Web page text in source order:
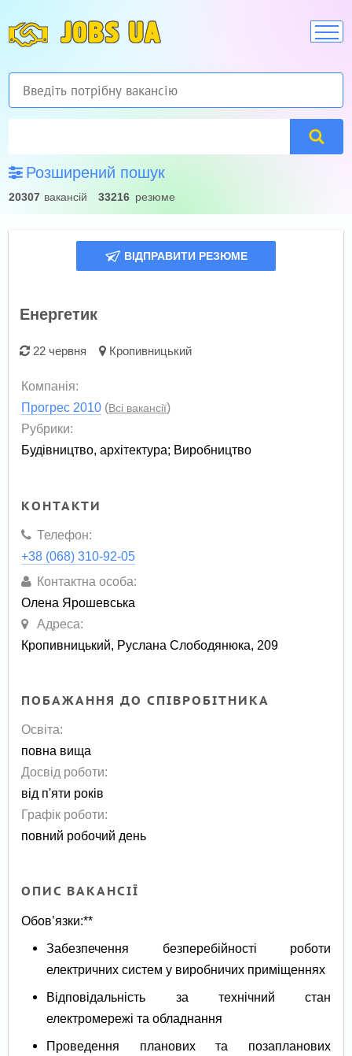
JOBS UA
Розширений пошук
20307 вакансій 33216 резюме
ВІДПРАВИТИ РЕЗЮМЕ
Енергетик
22 червня Кропивницький
Компанія:
Прогрес 2010 (Всі вакансії)
Рубрики:
Будівництво, архітектура; Виробництво
КОНТАКТИ
Телефон:
+38 (068) 310-92-05
Контактна особа:
Олена Ярошевська
Адреса:
Кропивницький, Руслана Слободянюка, 209
ПОБАЖАННЯ ДО СПІВРОБІТНИКА
Освіта:
повна вища
Досвід роботи:
від п'яти років
Графік роботи:
повний робочий день
ОПИС ВАКАНСІЇ
Обов’язки:**
Забезпечення безперебійності роботи
електричних систем у виробничих приміщеннях
Відповідальність за технічний стан
електромережі та обладнання
Проведення планових та позапланових